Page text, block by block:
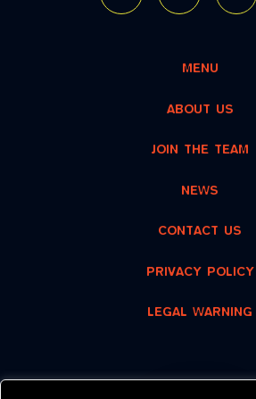
MENU
ABOUT US
JOIN THE TEAM
NEWS
CONTACT US
PRIVACY POLICY
LEGAL WARNING